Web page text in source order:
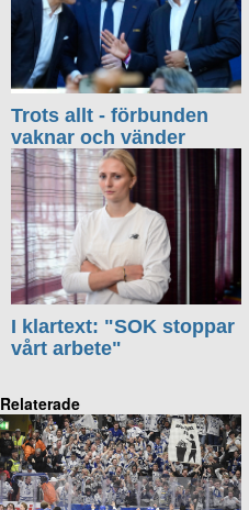
Trots allt - förbunden
vaknar och vänder
I klartext: "SOK stoppar
vårt arbete"
Relaterade